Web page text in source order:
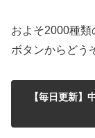
およそ2000種
ボタンからどう
【毎日更新】